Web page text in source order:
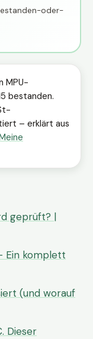
oder-
MPU-
bestanden.
– erklärt aus
geprüft? |
Ein komplett
(und worauf
Dieser